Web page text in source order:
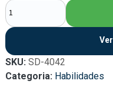
SKU: SD-4042
Categoria: Habilidades